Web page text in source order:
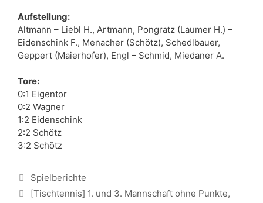
Aufstellung:
Altmann – Liebl H., Artmann, Pongratz (Laumer H.) –
Eidenschink F., Menacher (Schötz), Schedlbauer,
Geppert (Maierhofer), Engl – Schmid, Miedaner A.
Tore:
0:1 Eigentor
0:2 Wagner
1:2 Eidenschink
2:2 Schötz
3:2 Schötz
Kategorien
Spielberichte
[Tischtennis] 1. und 3. Mannschaft ohne Punkte,